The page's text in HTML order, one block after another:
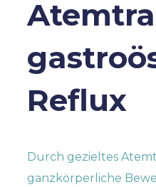
Reflux
Durch gezieltes
ganzkörperliche